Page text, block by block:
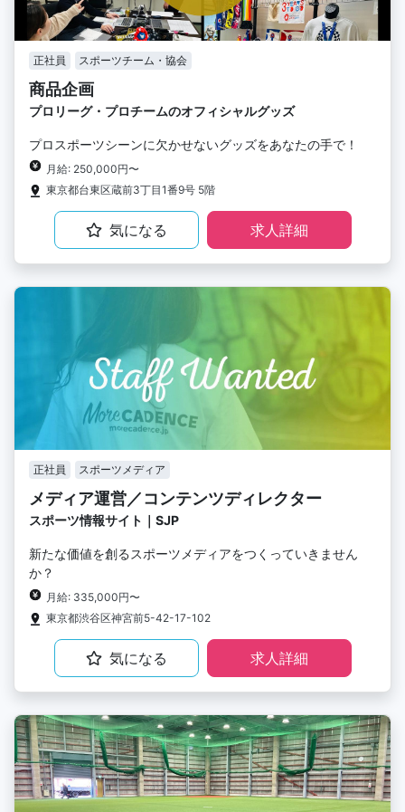
正社員 スポーツチーム・協会
商品企画
プロリーグ・プロチームのオフィシャルグッズ
プロスポーツシーンに欠かせないグッズをあなたの手で！
月給: 250,000円〜
東京都台東区蔵前3丁目1番9号 5階
気になる 求人詳細
正社員 スポーツメディア
メディア運営／コンテンツディレクター
スポーツ情報サイト｜SJP
新たな価値を創るスポーツメディアをつくっていきません
か？
月給: 335,000円〜
東京都渋谷区神宮前5-42-17-102
気になる 求人詳細